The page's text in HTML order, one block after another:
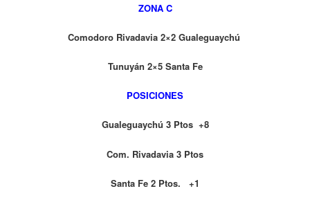
ZONA C
Comodoro Rivadavia 2×2 Gualeguaychú
Tunuyán 2×5 Santa Fe
POSICIONES
Gualeguaychú 3 Ptos +8
Com. Rivadavia 3 Ptos
Santa Fe 2 Ptos. +1